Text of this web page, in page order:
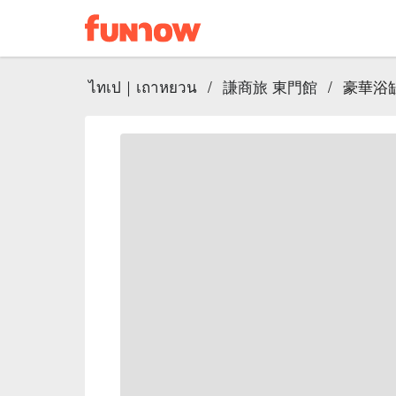
ไทเป｜เถาหยวน / 謙商旅 東門館 / 豪華浴